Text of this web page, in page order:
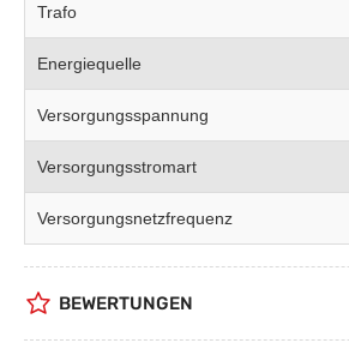
Trafo
Energiequelle
Versorgungsspannung
Versorgungsstromart
Versorgungsnetzfrequenz
BEWERTUNGEN